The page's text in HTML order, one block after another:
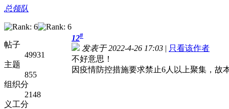
总领队
帖子
49931
主题
855
组织分
2148
义工分
12#
发表于 2022-4-26 17:03 | 只看该作者
不好意思！
因疫情防控措施要求禁止6人以上聚集，故